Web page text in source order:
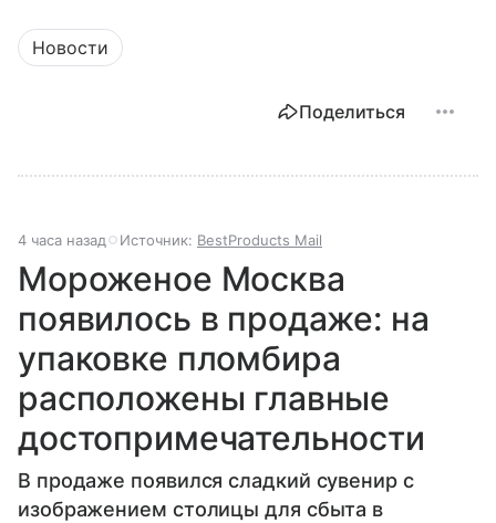
Новости
Поделиться
4 часа назад Источник: BestProducts Mail
Мороженое Москва
появилось в продаже: на
упаковке пломбира
расположены главные
достопримечательности
В продаже появился сладкий сувенир с
изображением столицы для сбыта в